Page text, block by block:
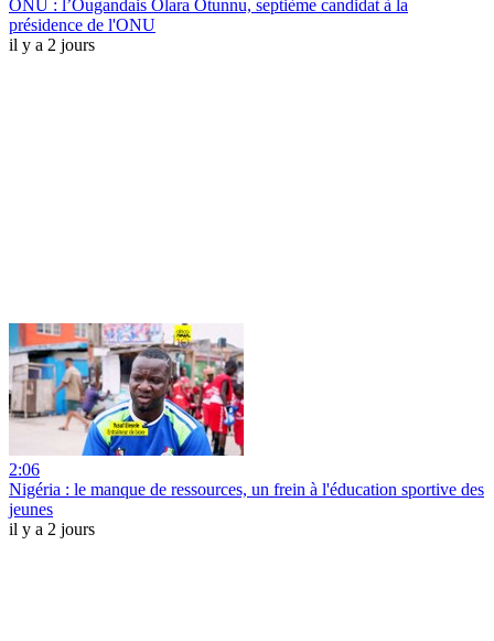
ONU : l’Ougandais Olara Otunnu, septième candidat à la
présidence de l'ONU
il y a 2 jours
2:06
Nigéria : le manque de ressources, un frein à l'éducation sportive des
jeunes
il y a 2 jours